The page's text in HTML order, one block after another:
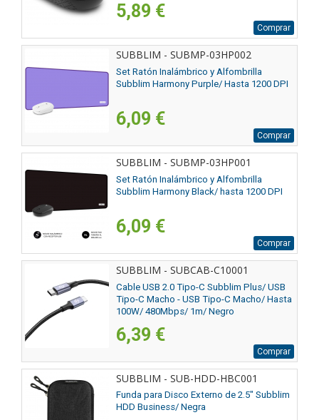
5,89 €
Comprar
SUBBLIM - SUBMP-03HP002
Set Ratón Inalámbrico y Alfombrilla
Subblim Harmony Purple/ Hasta 1200 DPI
6,09 €
Comprar
SUBBLIM - SUBMP-03HP001
Set Ratón Inalámbrico y Alfombrilla
Subblim Harmony Black/ hasta 1200 DPI
6,09 €
Comprar
SUBBLIM - SUBCAB-C10001
Cable USB 2.0 Tipo-C Subblim Plus/ USB
Tipo-C Macho - USB Tipo-C Macho/ Hasta
100W/ 480Mbps/ 1m/ Negro
6,39 €
Comprar
SUBBLIM - SUB-HDD-HBC001
Funda para Disco Externo de 2.5" Subblim
HDD Business/ Negra